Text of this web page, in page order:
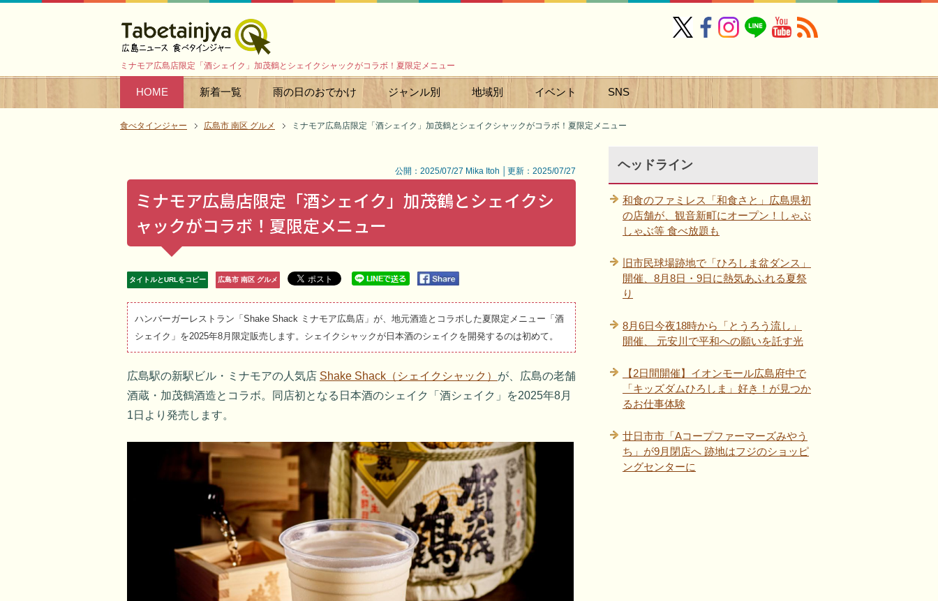
ミナモア広島店限定「酒シェイク」加茂鶴とシェイクシャックがコラボ！夏限定メニュー
HOME 新着一覧 雨の日のおでかけ ジャンル別 地域別 イベント SNS
食べタインジャー 広島市 南区 グルメ ミナモア広島店限定「酒シェイク」加茂鶴とシェイクシャックがコラボ！夏限定メニュー
公開：2025/07/27 Mika Itoh │更新：2025/07/27
ミナモア広島店限定「酒シェイク」加茂鶴とシェイクシ
ャックがコラボ！夏限定メニュー
タイトルとURLをコピー 広島市 南区 グルメ
ハンバーガーレストラン「Shake Shack ミナモア広島店」が、地元酒造とコラボした夏限定メニュー「酒
シェイク」を2025年8月限定販売します。シェイクシャックが日本酒のシェイクを開発するのは初めて。
広島駅の新駅ビル・ミナモアの人気店 Shake Shack（シェイクシャック） が、広島の老舗
酒蔵・加茂鶴酒造とコラボ。同店初となる日本酒のシェイク「酒シェイク」を2025年8月
1日より発売します。
ヘッドライン
和食のファミレス「和食さと」広島県初
の店舗が、観音新町にオープン！しゃぶ
しゃぶ等 食べ放題も
旧市民球場跡地で「ひろしま盆ダンス」
開催、8月8日・9日に熱気あふれる夏祭
り
8月6日今夜18時から「とうろう流し」
開催、 元安川で平和への願いを託す光
【2日間開催】イオンモール広島府中で
「キッズダムひろしま」好き！が見つか
るお仕事体験
廿日市市「Aコープファーマーズみやう
ち」が9月閉店へ 跡地はフジのショッピ
ングセンターに